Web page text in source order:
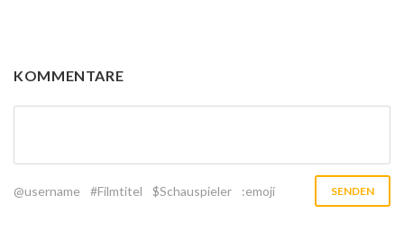
KOMMENTARE
@username #Filmtitel $Schauspieler :emoji